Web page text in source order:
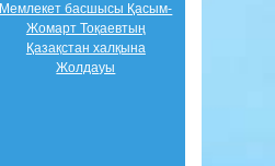
Мемлекет басшысы Қасым-
Жомарт Тоқаевтың
Қазақстан халқына
Жолдауы